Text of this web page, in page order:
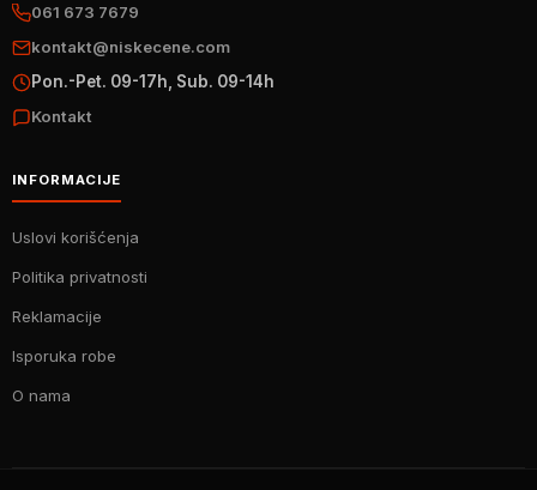
061 673 7679
kontakt@niskecene.com
Pon.-Pet. 09-17h, Sub. 09-14h
Kontakt
INFORMACIJE
Uslovi korišćenja
Politika privatnosti
Reklamacije
Isporuka robe
O nama